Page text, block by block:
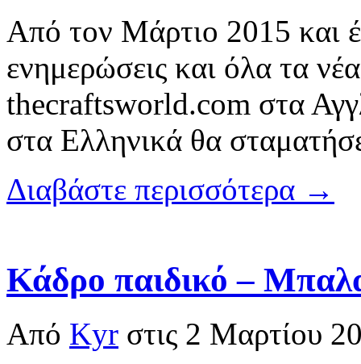
Από τον Μάρτιο 2015 και
ενημερώσεις και όλα τα
thecraftsworld.com στα
στα Ελληνικά θα
Διαβάστε περισσότερα →
Κάδρο παιδικό –
Από Kyr στις 2 Μαρτίου